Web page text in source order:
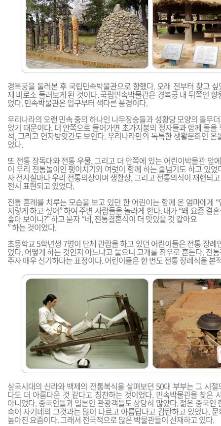
경복궁을 둘러본 후 국립민속박물관으로 향했다. 오래 전부터 찾고
제 비로소 둘러보게 된 것이다. 국립민속박물관은 경복궁 내 뒤쪽인
었다. 민속박물관은 입구부터 색다른 풍경이다.
우리나라의 오랜 민속 중의 하나인 나무장승들과 성황당 모양의 돌무
었기 때문이다. 더 안쪽으로 들어가면 초가지붕의 정자들과 함께 돌
석, 그리고 연자방앗간도 보인다. 우리나라만의 독특한 생활문화인
었다.
또 전통 장독대와 전통 우물, 그리고 더 안쪽에 있는 어린이박물관 앞
이 우리 전통놀이인 팽이치기와 여럿이 함께 하는 줄넘기도 하고 있
자 전시실마다 우리 전통의상이며 생활상, 그리고 전통의식이 재현되
전시 표현되고 있었다.
전통 혼례를 치루는 모습을 보고 있던 한 어린이는 함께 온 엄마에게
저렇게 하고 싶어” 하여 주변 사람들을 놀라게 한다. 내가 “왜 요즘 결
좋아 보이니?” 하고 묻자 “네, 전통결혼식이 더 맛있을 것 같아요
” 하는 것이었다.
초등학교 5학년생 7명이 단체 관람을 하고 있던 어린이들은 전통 장례
었다. 어떻게 하는 것인지 아느냐고 물으니 고개를 좌우로 흔든다. 전
주자 매우 신기하다는 표정이다. 어린이들은 한 번도 전통 장례식을 본
삼국시대의 신라와 백제의 전통복식을 살펴보던 50대 부부는 그 시
다도 더 아름다운 것 같다고 칭찬하는 것이었다. 민속박물관을 찾은
아니었다. 중국인들과 일본인 관광객들도 상당히 많았다. 젊은 중국인
속이 자기네의 그것과는 많이 다르고 아름답다고 감탄하고 있었다.
높아진 요즘이다. 그래서 전국적으로 많은 박물관들이 산재하고 있다.